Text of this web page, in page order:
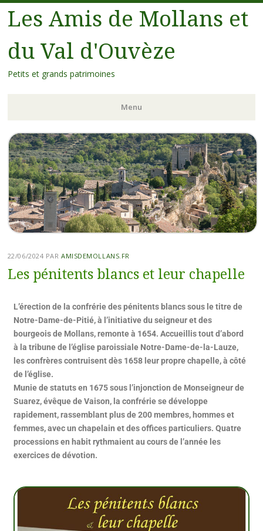
Les Amis de Mollans et
du Val d'Ouvèze
Petits et grands patrimoines
Menu
22/06/2024 PARAMISDEMOLLANS.FR
Les pénitents blancs et leur chapelle
L’érection de la confrérie des pénitents blancs sous le titre de
Notre-Dame-de-Pitié, à l’initiative du seigneur et des
bourgeois de Mollans, remonte à 1654. Accueillis tout d’abord
à la tribune de l’église paroissiale Notre-Dame-de-la-Lauze,
les confrères contruisent dès 1658 leur propre chapelle, à côté
de l’église.
Munie de statuts en 1675 sous l’injonction de Monseigneur de
Suarez, évêque de Vaison, la confrérie se développe
rapidement, rassemblant plus de 200 membres, hommes et
femmes, avec un chapelain et des offices particuliers. Quatre
processions en habit rythmaient au cours de l’année les
exercices de dévotion.